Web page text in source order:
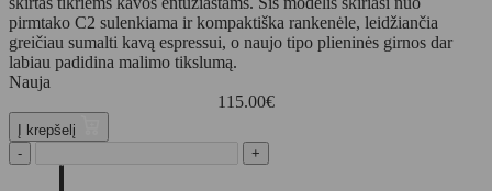
pirmtako C2 sulenkiama ir kompaktiška rankenėle, leidžiančia
greičiau sumalti kavą espressui, o naujo tipo plieninės girnos dar
labiau padidina malimo tikslumą.
Nauja
115.00€
Į krepšelį
-
+